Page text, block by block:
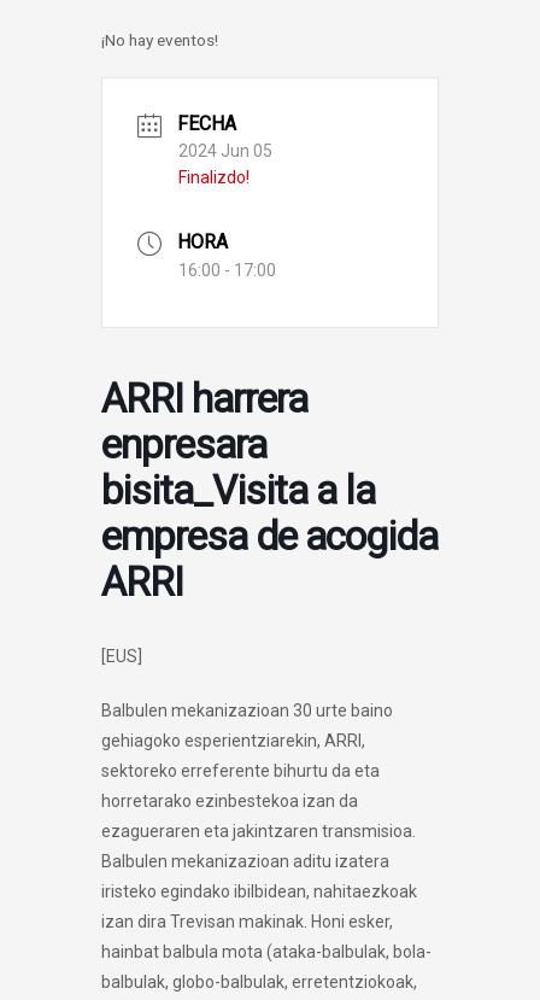
¡No hay eventos!
FECHA
2024 Jun 05
Finalizdo!
HORA
16:00 - 17:00
ARRI harrera
enpresara
bisita_Visita a la
empresa de acogida
ARRI
[EUS]
Balbulen mekanizazioan 30 urte baino
gehiagoko esperientziarekin, ARRI,
sektoreko erreferente bihurtu da eta
horretarako ezinbestekoa izan da
ezagueraren eta jakintzaren transmisioa.
Balbulen mekanizazioan aditu izatera
iristeko egindako ibilbidean, nahitaezkoak
izan dira Trevisan makinak. Honi esker,
hainbat balbula mota (ataka-balbulak, bola-
balbulak, globo-balbulak, erretentziokoak,